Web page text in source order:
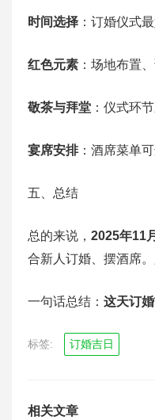
时间选择 ：订婚仪式
红色元素 ：场地布置
敬茶与拜堂 ：仪式环
宴席安排：酒席菜单
五、总结
总的来说， 2025年11
合新人订婚、摆酒席
一句话总结： 这天订
标签: 订婚吉日
相关文章